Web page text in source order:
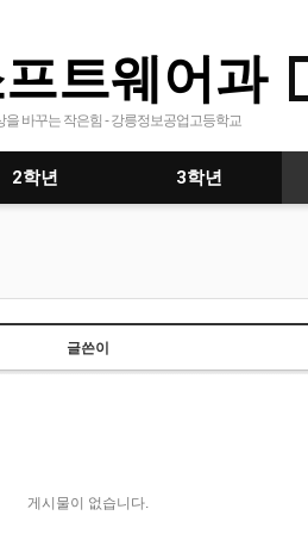
트웨어과
을 바꾸는 작은힘 - 강릉정보공업고등학교
2학년 3학년
글쓴이
게시물이 없습니다.